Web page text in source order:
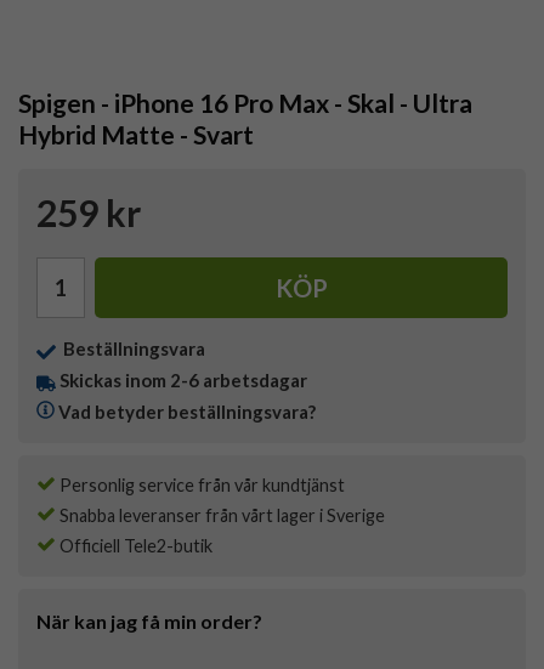
Spigen - iPhone 16 Pro Max - Skal - Ultra
Hybrid Matte - Svart
259 kr
KÖP
Beställningsvara
Skickas inom 2-6 arbetsdagar
Vad betyder beställningsvara?
Personlig service från vår kundtjänst
Snabba leveranser från vårt lager i Sverige
Officiell Tele2-butik
När kan jag få min order?